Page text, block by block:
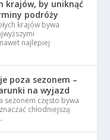
krajów, by uniknąć
podróży
krajów bywa
najlepiej
poza sezonem –
na wyjazd
sezonem często bywa
chłodniejszą